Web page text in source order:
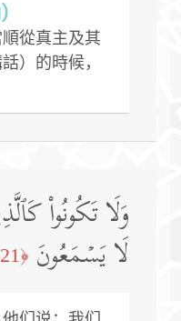
從真主及其
）的時候，
وَلَا تَكُونُوا۟
لَا یَسۡمَعُونَ ﴿21﴾